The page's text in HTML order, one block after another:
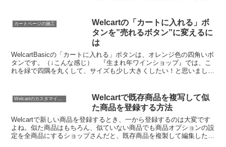
像 商品名 説明の抜粋文 価格の4項目が表
示...
カートページの施工
Welcartの「カートに入れる」ボ
タンを”売れるボタン”に変えるに
は
WelcartBasicの「カートに入れる」ボタンは、オレンジ色の四角いボ
タンです。（↓こんな感じ） 『生まれ年ワインショップ』では、こ
れを緑で四隅を丸くして、サイズも少し大きくしたい！と思いまし
Welcartのカスタマイズ方法
Welcartで既存商品を複写して似
た商品を登録する方法
Welcartで新しい商品を登録するとき、一から登録するのは大変です
よね。似た商品はもちろん、似ていない商品でも商品オプションの設
定を全商品にするショップさんだと、既存商品を複製して編集したほ